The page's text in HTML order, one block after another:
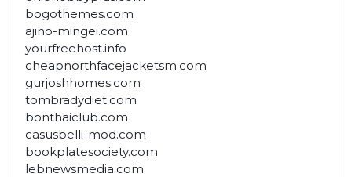
bogothemes.com
ajino-mingei.com
yourfreehost.info
cheapnorthfacejacketsm.com
gurjoshhomes.com
tombradydiet.com
bonthaiclub.com
casusbelli-mod.com
bookplatesociety.com
lebnewsmedia.com